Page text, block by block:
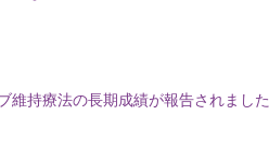
維持療法の長期成績が報告されました